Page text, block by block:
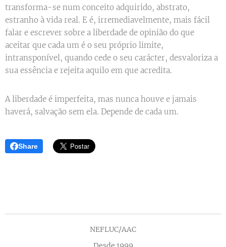
transforma-se num conceito adquirido, abstrato,
estranho à vida real. E é, irremediavelmente, mais fácil
falar e escrever sobre a liberdade de opinião do que
aceitar que cada um é o seu próprio limite,
intransponível, quando cede o seu carácter, desvaloriza a
sua essência e rejeita aquilo em que acredita.
A liberdade é imperfeita, mas nunca houve e jamais
haverá, salvação sem ela. Depende de cada um.
Share
NEFLUC/AAC